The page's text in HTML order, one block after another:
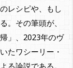
レシピや、もし
。その筆頭が、
」、2023年のヴ
たワシーリー・